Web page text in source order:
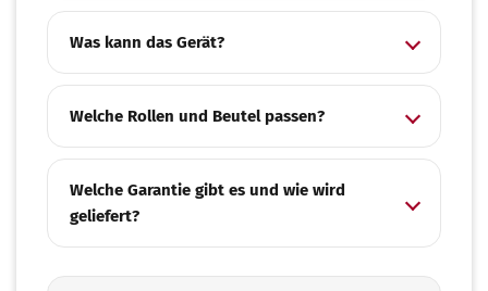
Was kann das Gerät?
Welche Rollen und Beutel passen?
Welche Garantie gibt es und wie wird
geliefert?